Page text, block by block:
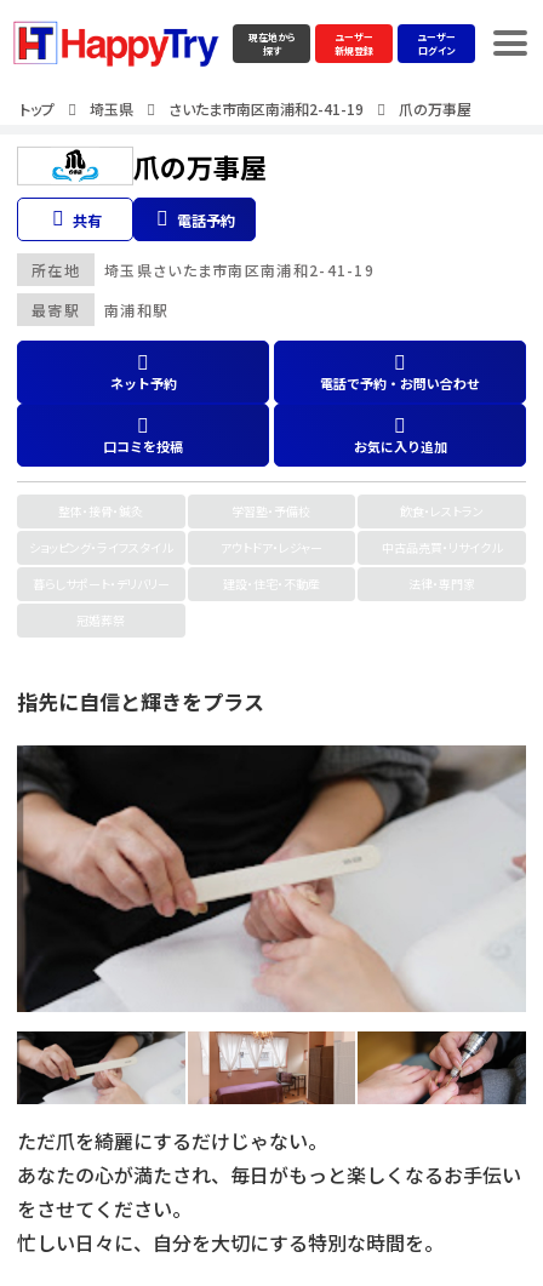
現在地から
探す
ユーザー
新規登録
ユーザー
ログイン
トップ 埼玉県 さいたま市南区南浦和2-41-19 爪の万事屋
爪の万事屋
共有 電話予約
最寄駅 南浦和駅
所在地 埼玉県さいたま市南区南浦和2-41-19
ネット予約 電話で予約・お問い合わせ
口コミを投稿 お気に入り追加
整体・接骨・鍼灸 学習塾・予備校
飲食・レストラン
ショッピング・ライフスタイル
アウトドア・レジャー
中古品売買・リサイクル
暮らしサポート・デリバリー
建設・住宅・不動産
法律・専門家
冠婚葬祭
指先に自信と輝きをプラス
ただ爪を綺麗にするだけじゃない。
あなたの心が満たされ、毎日がもっと楽しくなるお手伝い
をさせてください。
忙しい日々に、自分を大切にする特別な時間を。